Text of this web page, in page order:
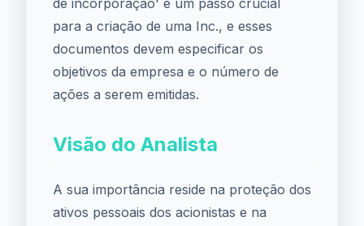
de incorporação' é um passo crucial
para a criação de uma Inc., e esses
documentos devem especificar os
objetivos da empresa e o número de
ações a serem emitidas.
Visão do Analista
A sua importância reside na proteção dos
ativos pessoais dos acionistas e na